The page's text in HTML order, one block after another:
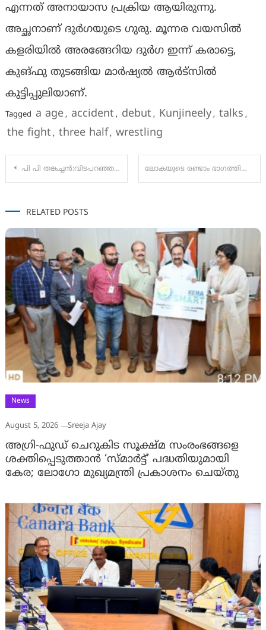
എന്നത് അനായാസ പ്രക്രിയ ആയിരുന്നു.
അച്ഛനാണ് ദുർഗയുടെ ഗുരു. മൂന്നര വയസിൽ
കളരിയിൽ അരങ്ങേറിയ ദുർഗ ഇന്ന് കരാട്ടെ,
കുങ്ഫു തുടങ്ങിയ മാർഷ്യൽ ആർട്സിൽ
കുട്ടിപ്പുലിയാണ്.
Tagged a age, accident , debut , Kunjineely, talks ,
the fight , three half, wrestling
Post
പി പി തങ്കച്ചന്‍:വിടപറഞ്ഞത് കേരള രാഷ്ട്രീയത്തിലെ പക്വതയാര്‍ന്ന നേതാവ്- എസ്ഡിപിഐ ലോകയുടെ രണ്ടാം ഭാഗത്തിലെ നായകൻ ആര്? വെളിപ്പെടുത്തി തിരക്കഥാകൃത്ത്
RELATED POSTS
News
August 5, 2026 Sreeja Ajay
അഗ്രി-ഫുഡ് ചെറുകിട സൂക്ഷ്മ സംരംഭങ്ങളെ
ശക്തിപ്പെടുത്താന്‍ ‘സ്മാര്‍ട്ട്’ പദ്ധതിയുമായി
കേര; ലോഗോ മുഖ്യമന്ത്രി പ്രകാശനം ചെയ്തു